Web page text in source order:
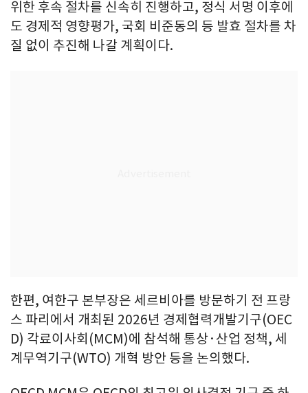
위한 후속 절차를 신속히 진행하고, 정식 서명 이후에
도 경제적 영향평가, 국회 비준동의 등 발효 절차를 차
질 없이 추진해 나갈 계획이다.
한편, 여한구 본부장은 세르비아를 방문하기 전 프랑
스 파리에서 개최된 2026년 경제협력개발기구(OEC
D) 각료이사회(MCM)에 참석해 통상·산업 정책, 세
계무역기구(WTO) 개혁 방안 등을 논의했다.